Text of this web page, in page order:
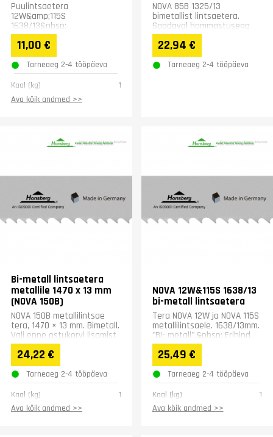
Puulintsaetera
12W&amp;115S
1638/13&nbsp;
11,00 €
Tarneaeg 2-4 tööpäeva
Kaal (kg)
1
Ava kõik andmed >>
NOVA 85B 1325/13
bimetallist lintsaetera.
Saadaval hammastusega
Z6/10 või Z10/14. Enne
ostukorvi lisamist vali
loetelust...
22,94 €
Tarneaeg 2-4 tööpäeva
Bi-metall lintsaetera
metallile 1470 x 13 mm
(NOVA 150B)
NOVA 150B metallilintsae
tera, 1470 × 13 mm. Bimetall.
Vali enne ostukorvi lisamist
sobiv hammastus: Z6/10,
Z10/14 või Z20/24.
24,22 €
Tarneaeg 2-4 tööpäeva
Kaal (kg)
1
Ava kõik andmed >>
NOVA 12W&115S 1638/13
bi-metall lintsaetera
Tera NOVA 12W ja NOVA 115S
metallilintsaele. 1638/13mm.
"BI- metall".&nbsp; Erihind
hulgitellimustele : Kui
plaanite...
25,49 €
Tarneaeg 2-4 tööpäeva
Kaal (kg)
1
Ava kõik andmed >>